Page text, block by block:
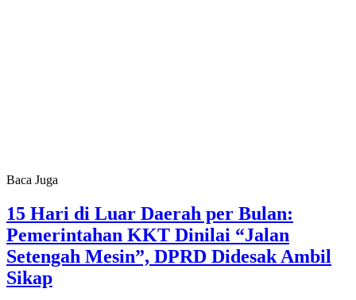
Baca Juga
15 Hari di Luar Daerah per Bulan:
Pemerintahan KKT Dinilai “Jalan
Setengah Mesin”, DPRD Didesak Ambil
Sikap